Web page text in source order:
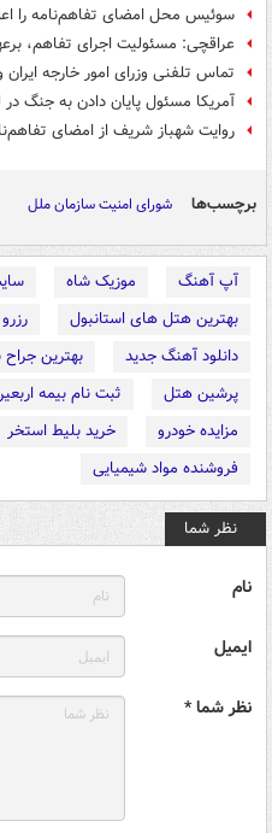
سوئیس محل امضای تفاهم‌نامه را
عراقچی: مسئولیت اجرای تفاهم،
تماس تلفنی وزرای امور خارجه
آمریکا مسئول پایان دادن به جنگ
روایت شهباز شریف از امضای
برچسب‌ها شورای امنیت سازمان ملل
آپ آهنگ موزیک شاه
بهترین هتل های استانبول
دانلود آهنگ جدید
بهترین
پرشین هتل
ثبت نام بیمه
مزایده خودرو
خرید بلیط استخر
فروشنده مواد شیمیایی
نظر شما
نام
ایمیل
نظر شما *